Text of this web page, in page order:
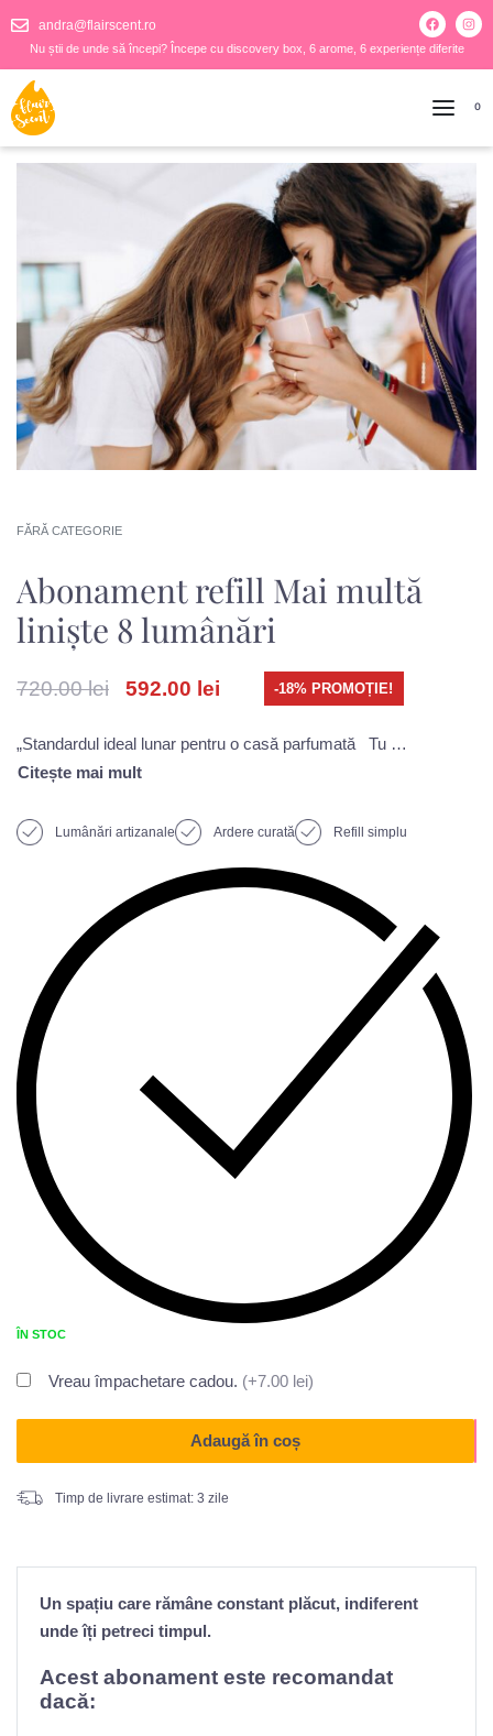
andra@flairscent.ro
Nu știi de unde să începi? Începe cu discovery box, 6 arome, 6 experiențe diferite
0
FĂRĂ CATEGORIE
Abonament refill Mai multă
liniște 8 lumânări
720.00lei 592.00 lei -18% PROMOȚIE!
„Standardul ideal lunar pentru o casă parfumată Tu trimiți vasele. Noi le facem refill cu aromele pe care le iubești. Astfel, atmosfera care îți face bine poate rămâne prezentă în viața ta lună de lună la un preț mai bun.plătești mai puțin în fiecare lună primești livrare gratuită dacă ești din Iași ai surprize sezoniere cadou te bucuri de arome sezoniere după plac atenții la fiecare livrare
Lumânări artizanale Ardere curată Refill simplu
ÎN STOC
Vreau împachetare cadou. (+7.00 lei)
Adaugă în coș
Timp de livrare estimat: 3 zile
Un spațiu care rămâne constant plăcut, indiferent
unde îți petreci timpul.
Acest abonament este recomandat
dacă: